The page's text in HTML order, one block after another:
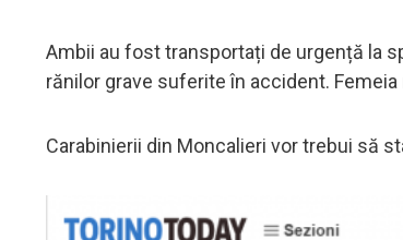
Ambii au fost transportați de urgență la
rănilor grave suferite în accident.
Carabinierii din Moncalieri vor trebui să